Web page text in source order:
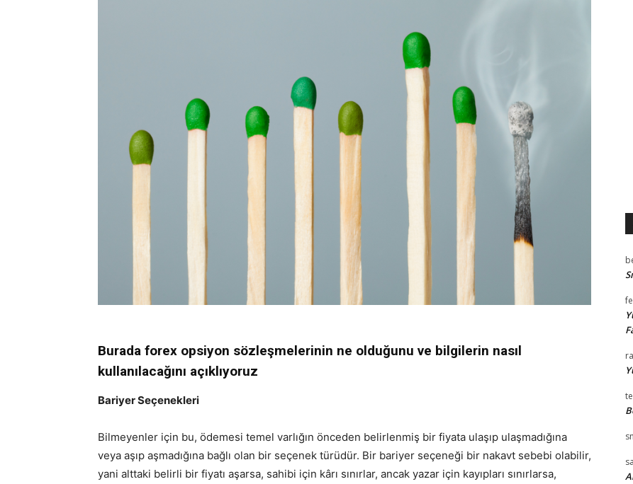
Burada forex opsiyon sözleşmelerinin ne olduğunu ve bilgilerin nasıl
kullanılacağını açıklıyoruz
Bariyer Seçenekleri
Bilmeyenler için bu, ödemesi temel varlığın önceden belirlenmiş bir fiyata ulaşıp ulaşmadığına
veya aşıp aşmadığına bağlı olan bir seçenek türüdür. Bir bariyer seçeneği bir nakavt sebebi olabilir,
yani alttaki belirli bir fiyatı aşarsa, sahibi için kârı sınırlar, ancak yazar için kayıpları sınırlarsa,